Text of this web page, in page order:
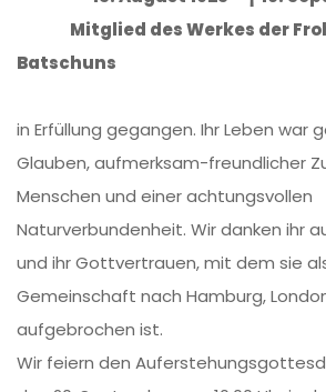
Mitglied des Werkes der
Batschuns
in Erfüllung gegangen. Ihr Leben war
Glauben, aufmerksam-freundlicher
Menschen und einer achtungsvollen
Naturverbundenheit. Wir danken ihr
und ihr Gottvertrauen, mit dem sie
Gemeinschaft nach Hamburg,
aufgebrochen ist.
Wir feiern den